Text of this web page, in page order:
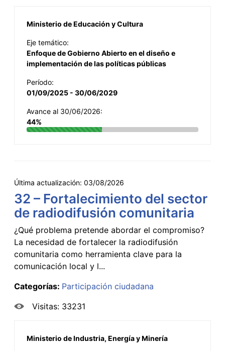
Ministerio de Educación y Cultura
Eje temático:
Enfoque de Gobierno Abierto en el diseño e
implementación de las políticas públicas
Período:
01/09/2025 - 30/06/2029
Avance al 30/06/2026:
44%
Última actualización: 03/08/2026
32 – Fortalecimiento del sector
de radiodifusión comunitaria
¿Qué problema pretende abordar el compromiso?
La necesidad de fortalecer la radiodifusión
comunitaria como herramienta clave para la
comunicación local y l...
Categorías: Participación ciudadana
Visitas: 33231
Ministerio de Industria, Energía y Minería